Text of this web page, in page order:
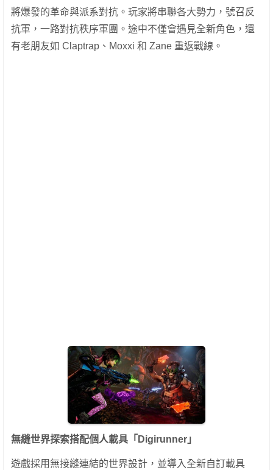
將爆發的革命與派系對抗。玩家將串聯各大勢力，號召反
抗軍，一路對抗秩序軍團。途中不僅會遇見全新角色，還
有老朋友如 Claptrap、Moxxi 和 Zane 重返戰線。
無縫世界探索搭配個人載具「Digirunner」
遊戲採用無接縫連結的世界設計，並導入全新自訂載具